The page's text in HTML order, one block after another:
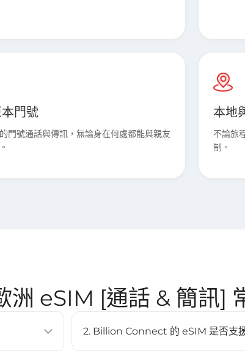
門號
門號通話與傳訊，無論身在何處都能與親友
本地
不論旅
制。
eSIM [通話 & 簡訊]
2. Billion Connect 的 eSIM 是否支